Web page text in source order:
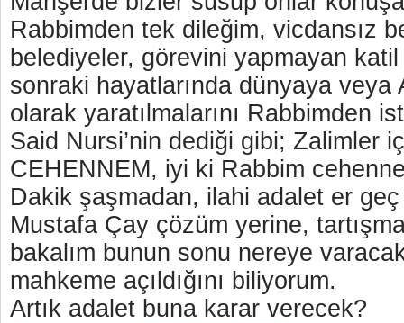
Rabbimden tek dileğim, vicdansız
belediyeler, görevini yapmayan
sonraki hayatlarında dünyaya veya
olarak yaratılmalarını Rabbimden
Said Nursi’nin dediği gibi; Zalimler
CEHENNEM, iyi ki Rabbim
Dakik şaşmadan, ilahi adalet er
Mustafa Çay çözüm yerine,
bakalım bunun sonu nereye
mahkeme açıldığını biliyorum.
Artık adalet buna karar verecek?